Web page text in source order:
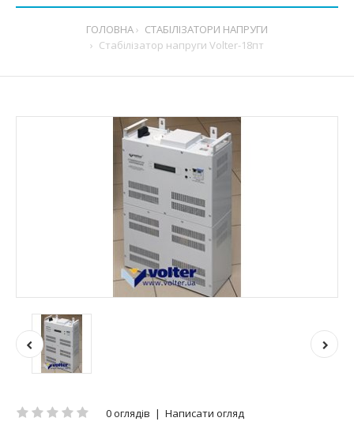
ГОЛОВНА
СТАБІЛІЗАТОРИ НАПРУГИ
Стабілізатор напруги Volter-18пт
0 оглядів | Написати огляд